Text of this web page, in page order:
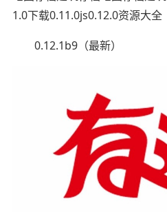
1.0下载0.11.0js0.12.0资源大全
0.12.1b9（最新）